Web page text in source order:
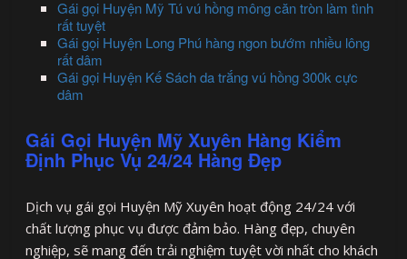
Gái gọi Huyện Mỹ Tú vú hồng mông căn tròn làm tình
rất tuyệt
Gái gọi Huyện Long Phú hàng ngon bướm nhiều lông
rất dâm
Gái gọi Huyện Kế Sách da trắng vú hồng 300k cực
dâm
Gái Gọi Huyện Mỹ Xuyên Hàng Kiểm
Định Phục Vụ 24/24 Hàng Đẹp
Dịch vụ gái gọi Huyện Mỹ Xuyên hoạt động 24/24 với
chất lượng phục vụ được đảm bảo. Hàng đẹp, chuyên
nghiệp, sẽ mang đến trải nghiệm tuyệt vời nhất cho khách